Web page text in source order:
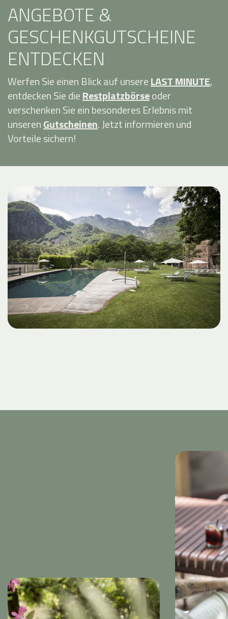
ANGEBOTE &
GESCHENKGUTSCHEINE
ENTDECKEN
Werfen Sie einen Blick auf unsereLAST MINUTE,
entdecken Sie dieRestplatzbörseoder
verschenken Sie ein besonderes Erlebnis mit
unserenGutscheinen. Jetzt informieren und
Vorteile sichern!